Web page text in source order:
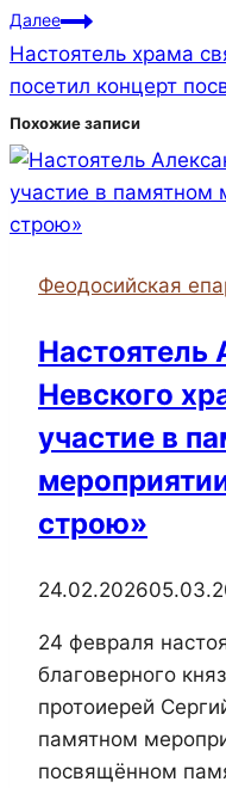
записям
Далее
Настоятель храма
посетил концерт
Похожие записи
Феодосийская
Настоятель
Невского
участие в
строю»
24.02.2026
24 февраля
благоверного
протоиерей
памятном
посвящённом